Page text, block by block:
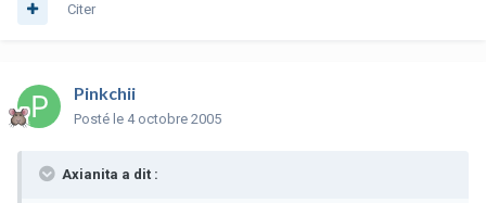
Citer
Pinkchii
Posté le 4 octobre 2005
Axianita a dit :